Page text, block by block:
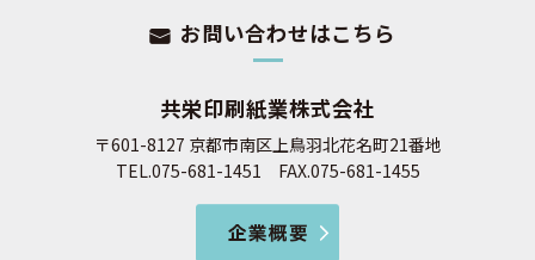
お問い合わせはこちら
共栄印刷紙業株式会社
〒601-8127 京都市南区上鳥羽北花名町21番地
TEL.075-681-1451 FAX.075-681-1455